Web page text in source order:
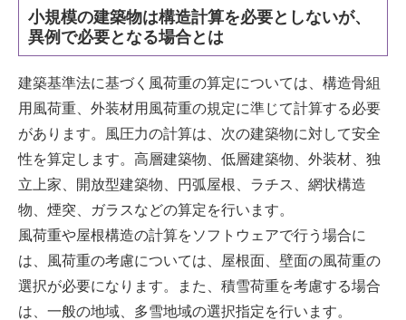
小規模の建築物は構造計算を必要としないが、
異例で必要となる場合とは
建築基準法に基づく風荷重の算定については、構造骨組
用風荷重、外装材用風荷重の規定に準じて計算する必要
があります。風圧力の計算は、次の建築物に対して安全
性を算定します。高層建築物、低層建築物、外装材、独
立上家、開放型建築物、円弧屋根、ラチス、網状構造
物、煙突、ガラスなどの算定を行います。
風荷重や屋根構造の計算をソフトウェアで行う場合に
は、風荷重の考慮については、屋根面、壁面の風荷重の
選択が必要になります。また、積雪荷重を考慮する場合
は、一般の地域、多雪地域の選択指定を行います。